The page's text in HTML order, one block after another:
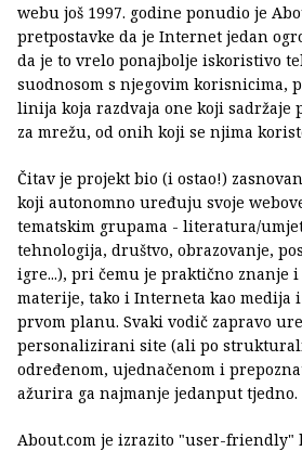
webu još 1997. godine ponudio je
pretpostavke da je Internet jedan
da je to vrelo ponajbolje iskoristivo
suodnosom s njegovim korisnicima,
linija koja razdvaja one koji
za mrežu, od onih koji se njima
Čitav je projekt bio (i ostao!)
koji autonomno uređuju svoje
tematskim grupama - literatura/
tehnologija, društvo, obrazovanje,
igre...), pri čemu je praktično znanje i
materije, tako i Interneta kao medija
prvom planu. Svaki vodič zapravo
personalizirani site (ali po
određenom, ujednačenom i
ažurira ga najmanje jedanput tjedno.
About.com je izrazito "user-